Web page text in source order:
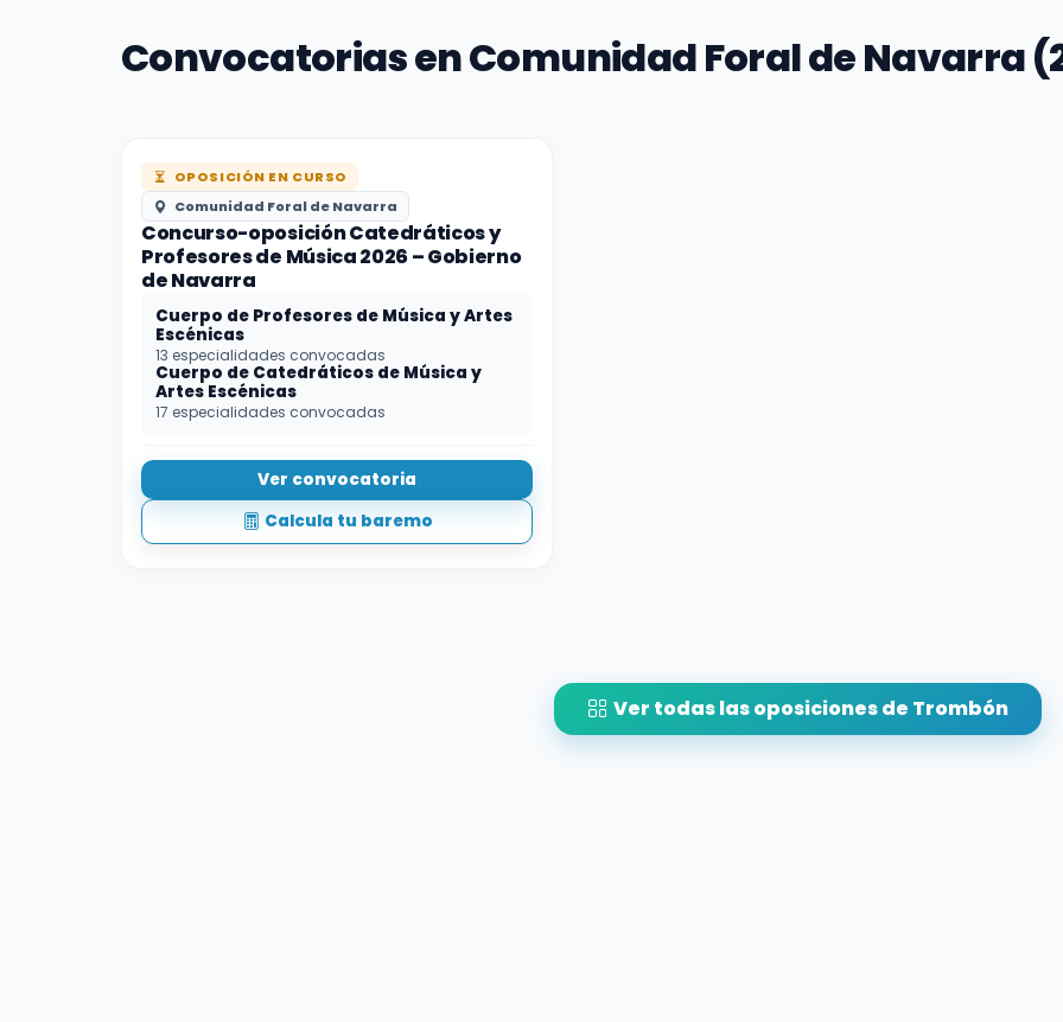
Convocatorias en Comunidad Foral de Navarra
OPOSICIÓN EN CURSO
Comunidad Foral de Navarra
Concurso-oposición Catedráticos y
Profesores de Música 2026 – Gobierno
de Navarra
Cuerpo de Profesores de Música y Artes
Escénicas
13 especialidades convocadas
Cuerpo de Catedráticos de Música y
Artes Escénicas
17 especialidades convocadas
Ver convocatoria
Calcula tu baremo
Ver todas las oposiciones de Trombón